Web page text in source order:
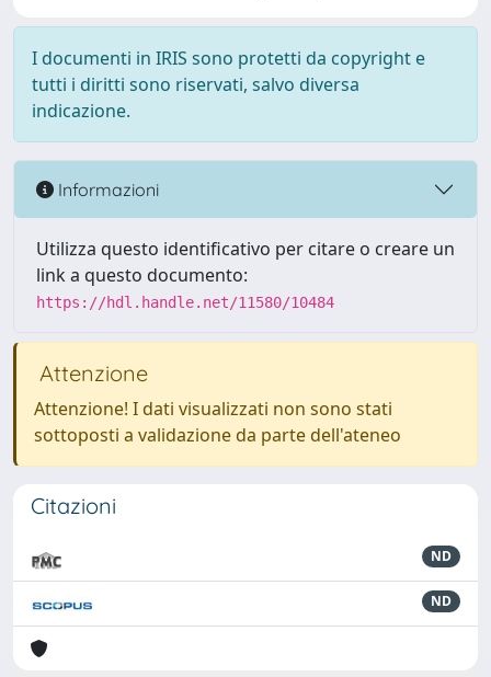
I documenti in IRIS sono protetti da copyright e
tutti i diritti sono riservati, salvo diversa
indicazione.
Informazioni
Utilizza questo identificativo per citare o creare un
link a questo documento:
https://hdl.handle.net/11580/10484
Attenzione
Attenzione! I dati visualizzati non sono stati
sottoposti a validazione da parte dell'ateneo
Citazioni
ND
ND